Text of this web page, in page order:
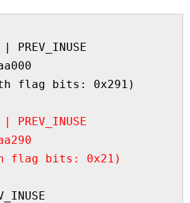
flag bits: 0x291)
flag bits: 0x21)